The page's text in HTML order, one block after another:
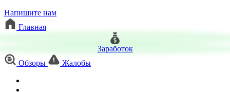
Напишите нам
Главная
Заработок
Обзоры
Жалобы